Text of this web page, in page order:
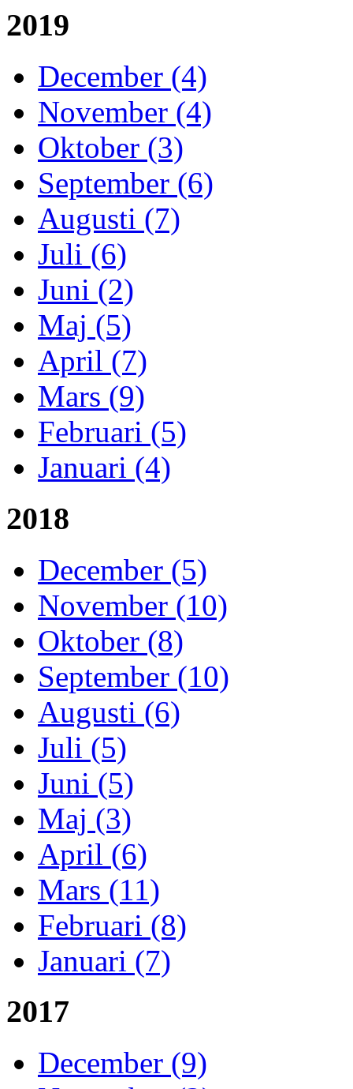
2019
December (4)
November (4)
Oktober (3)
September (6)
Augusti (7)
Juli (6)
Juni (2)
Maj (5)
April (7)
Mars (9)
Februari (5)
Januari (4)
2018
December (5)
November (10)
Oktober (8)
September (10)
Augusti (6)
Juli (5)
Juni (5)
Maj (3)
April (6)
Mars (11)
Februari (8)
Januari (7)
2017
December (9)